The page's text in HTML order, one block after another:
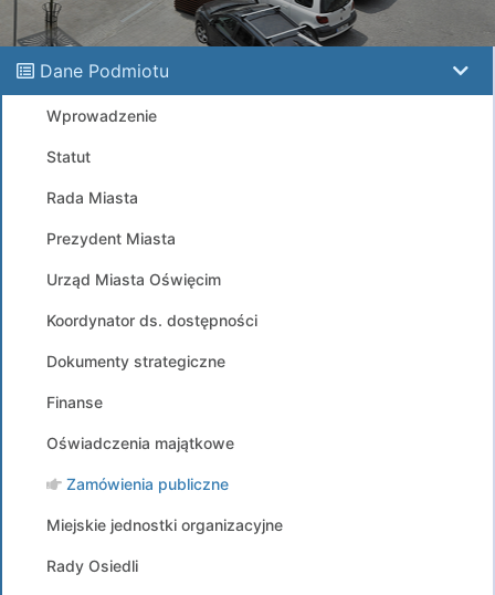
Dane Podmiotu
Wprowadzenie
Statut
Rada Miasta
Prezydent Miasta
Urząd Miasta Oświęcim
Koordynator ds. dostępności
Dokumenty strategiczne
Finanse
Oświadczenia majątkowe
Zamówienia publiczne
Miejskie jednostki organizacyjne
Rady Osiedli